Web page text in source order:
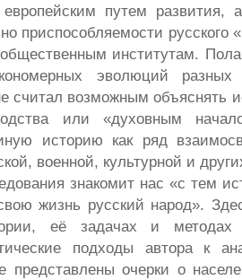
путем развития,
приспособляемости русского
институтам.
эволюций разных
считал возможным объяснять
или «духовным
историю как ряд
военной, культурной и
знакомит нас «с тем
жизнь русский народ».
её задачах и методах
подходы автора к
представлены очерки о